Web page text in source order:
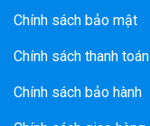
Chính sách bảo mật
Chính sách thanh toán
Chính sách bảo hành